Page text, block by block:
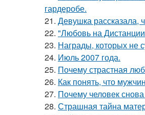
гардеробе.
21. Девушка рассказала,
22. "Любовь на
23. Награды, которых не
24. Июль 2007 года.
25. Почему страстная
26. Как понять, что
27. Почему человек
28. Страшная тайна